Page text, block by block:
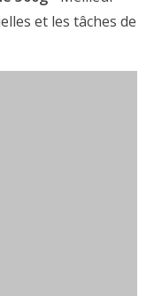
et les tâches de